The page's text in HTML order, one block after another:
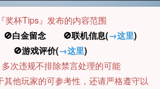
杯Tips』发布的内容范围
白金留念 🚫联机信息(→这里)
游戏评价(→这里)
次违规不排除禁言处理的可能
他玩家的可参考性，还请严格遵守以